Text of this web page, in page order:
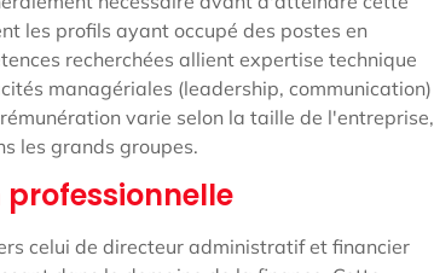
les profils ayant occupé des postes en
recherchées allient expertise technique
managériales (leadership, communication)
varie selon la taille de l'entreprise,
les grands groupes.
celui de directeur administratif et financier